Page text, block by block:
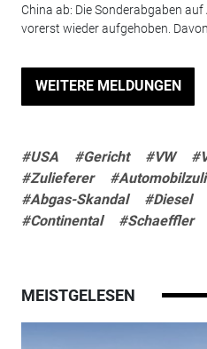
China ab: Die Sonderabgaben
vorerst wieder aufgehoben.
WEITERE MELDUNGEN
#USA #Gericht #VW
#Zulieferer
#Abgas-Skandal
#Diesel
#Continental
#Schaeffler
MEISTGELESEN